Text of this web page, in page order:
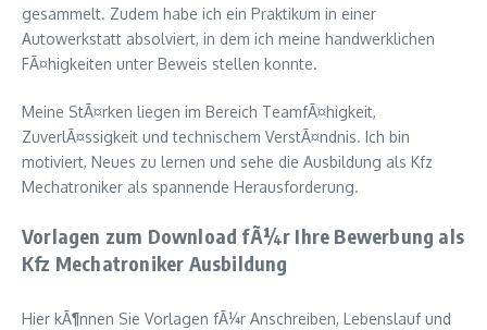
gesammelt. Zudem habe ich ein Praktikum in einer
Autowerkstatt absolviert, in dem ich meine handwerklichen
FÃ¤higkeiten unter Beweis stellen konnte.
Meine StÃ¤rken liegen im Bereich TeamfÃ¤higkeit,
ZuverlÃ¤ssigkeit und technischem VerstÃ¤ndnis. Ich bin
motiviert, Neues zu lernen und sehe die Ausbildung als Kfz
Mechatroniker als spannende Herausforderung.
Vorlagen zum Download fÃ¼r Ihre Bewerbung als
Kfz Mechatroniker Ausbildung
Hier kÃ¶nnen Sie Vorlagen fÃ¼r Anschreiben, Lebenslauf und